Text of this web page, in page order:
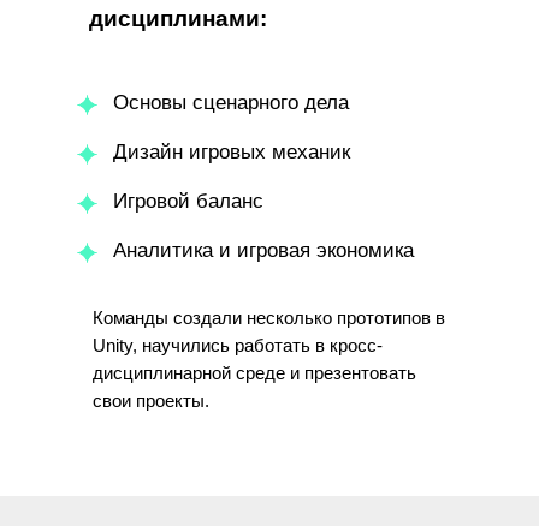
дисциплинами:
Основы сценарного дела
Дизайн игровых механик
Игровой баланс
Аналитика и игровая экономика
Команды создали несколько прототипов в
Unity, научились работать в кросс-
дисциплинарной среде и презентовать
свои проекты.